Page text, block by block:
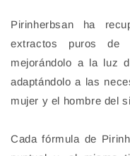
Pirinherbsan ha
extractos puros de
mejorándolo a la luz
adaptándolo a las
mujer y el hombre del
Cada fórmula de